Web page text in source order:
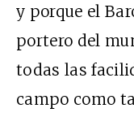
y porque el
portero del
todas las
campo como